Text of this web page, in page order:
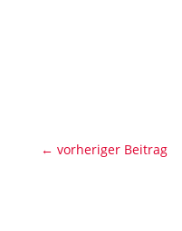
← vorheriger Beitrag